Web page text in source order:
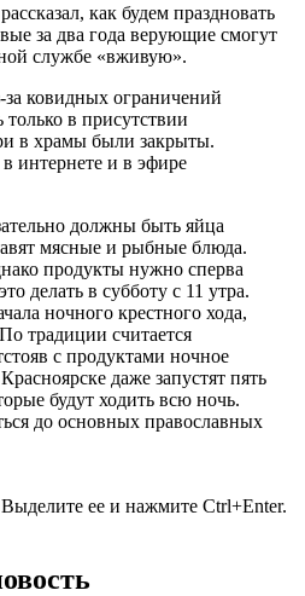
как будем праздновать
за два года верующие смогут
службе «вживую».
ковидных ограничений
в присутствии
в храмы были закрыты.
интернете и в эфире
должны быть яйца
мясные и рыбные блюда.
продукты нужно сперва
делать в субботу с 11 утра.
ночного крестного хода,
традиции считается
с продуктами ночное
даже запустят пять
будут ходить всю ночь.
до основных православных
ее и нажмите Ctrl+Enter.